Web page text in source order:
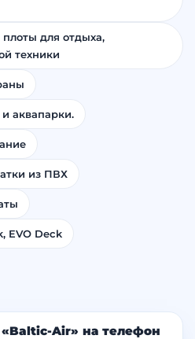
для отдыха,
техники
аквапарки.
из ПВХ
EVO Deck
Air» на телефон